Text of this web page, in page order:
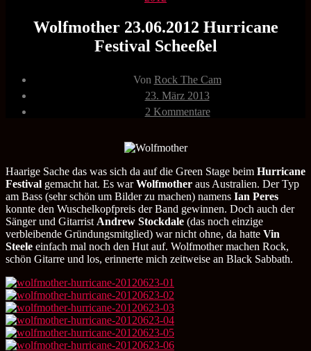
Wolfmother 23.06.2012 Hurricane
Festival Scheeßel
Beitragsautor
Von Rock The Cam
Veröffentlichungsdatum
23. März 2013
2 Kommentarezu
Wolfmother
Scheeßel
Haarige Sache das was sich da auf die Green Stage beim Hurricane
Festival gemacht hat. Es warWolfmother aus Australien. Der Typ
am Bass (sehr schön um Bilder zu machen) namens Ian Peres
konnte den Wuschelkopfpreis der Band gewinnen. Doch auch der
Sänger und Gitarrist Andrew Stockdale (das noch einzige
verbleibende Gründungsmitglied) war nicht ohne, da hatte Vin
Steele einfach mal noch den Hut auf. Wolfmother machen Rock,
schön Gitarre und los, erinnerte mich zeitweise an Black Sabbath.